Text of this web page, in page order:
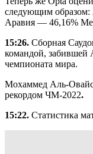
следующим образом:
Аравия — 46,16%
15:26. Сборная
командой, забившей
чемпионата мира.
Мохаммед Аль-Овайс
рекордом ЧМ-2022.
15:22. Статистика